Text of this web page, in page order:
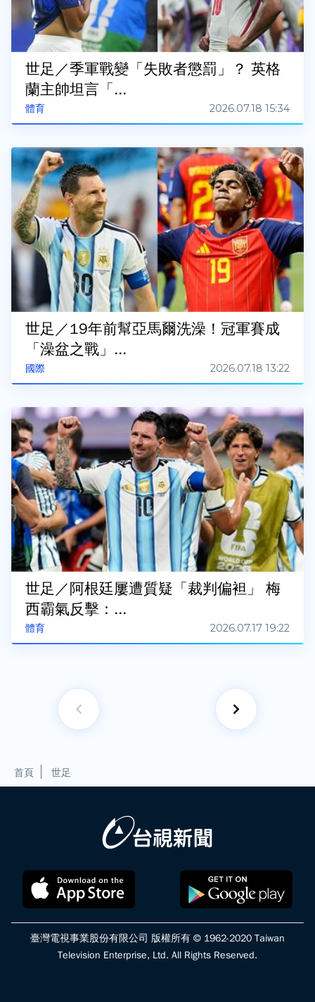
體育
世足／季軍戰變「失敗者懲罰」？ 英格
蘭主帥坦言「...
2026.07.18 15:34
國際
世足／19年前幫亞馬爾洗澡！冠軍賽成
「澡盆之戰」...
2026.07.18 13:22
體育
世足／阿根廷屢遭質疑「裁判偏袒」 梅
西霸氣反擊：...
2026.07.17 19:22
首頁 世足
臺灣電視事業股份有限公司 版權所有 © 1962-2020 Taiwan
Television Enterprise, Ltd. All Rights Reserved.